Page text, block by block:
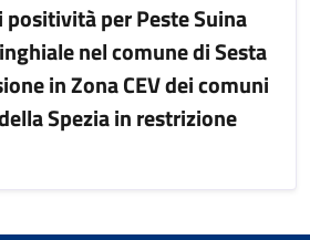
positività per Peste Suina
nel comune di Sesta
in Zona CEV dei comuni
Spezia in restrizione